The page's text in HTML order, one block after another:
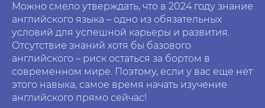
Можно смело утверждать, что в 2024 году знание
английского языка – одно из обязательных
условий для успешной карьеры и развития.
Отсутствие знаний хотя бы базового
английского – риск остаться за бортом в
современном мире. Поэтому, если у вас еще нет
этого навыка, самое время начать изучение
английского прямо сейчас!